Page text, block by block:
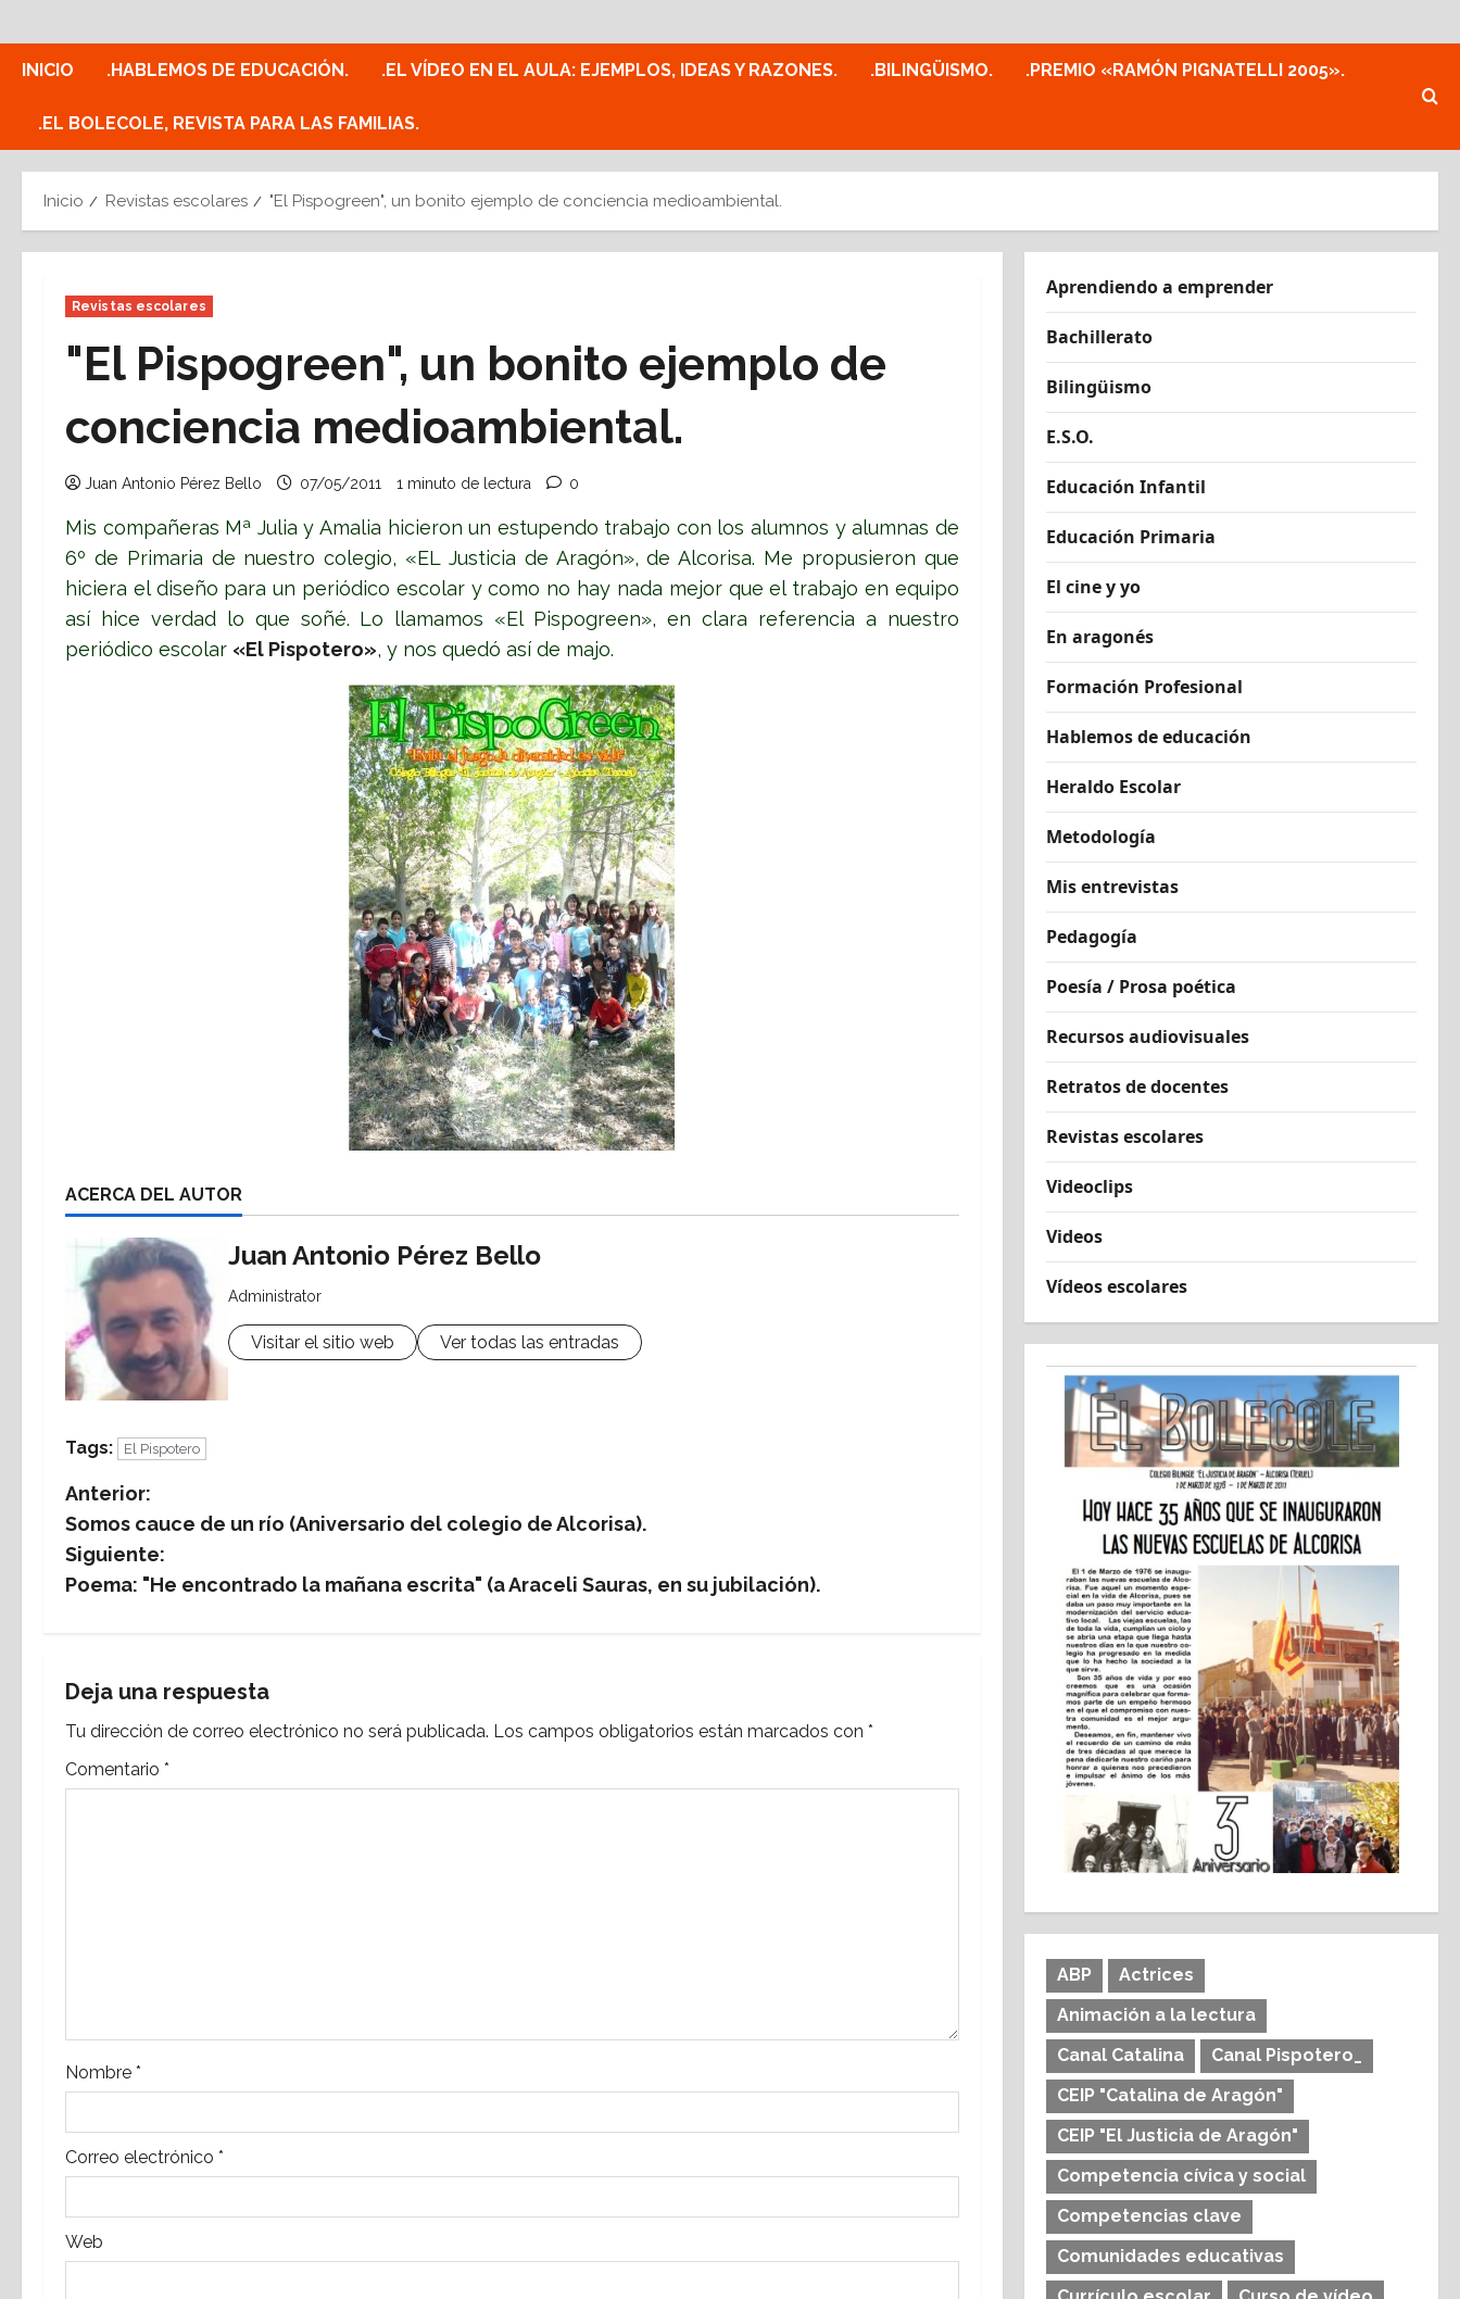
al
contenido
INICIO .HABLEMOS DE EDUCACIÓN. .EL VÍDEO EN EL AULA: EJEMPLOS, IDEAS Y RAZONES. .BILINGÜISMO. .PREMIO «RAMÓN PIGNATELLI 2005».
.EL BOLECOLE, REVISTA PARA LAS FAMILIAS.
Inicio Revistas escolares "El Pispogreen", un bonito ejemplo de conciencia medioambiental.
Revistas escolares
"El Pispogreen", un bonito ejemplo de
conciencia medioambiental.
Juan Antonio Pérez Bello 07/05/2011 1 minuto de lectura 0
Mis compañeras Mª Julia y Amalia hicieron un estupendo trabajo con los alumnos y alumnas de
6º de Primaria de nuestro colegio, «EL Justicia de Aragón», de Alcorisa. Me propusieron que
hiciera el diseño para un periódico escolar y como no hay nada mejor que el trabajo en equipo
así hice verdad lo que soñé. Lo llamamos «El Pispogreen», en clara referencia a nuestro
periódico escolar «El Pispotero», y nos quedó así de majo.
ACERCA DEL AUTOR
Juan Antonio Pérez Bello
Administrator
Visitar el sitio web Ver todas las entradas
Tags: El Pispotero
N
a
v
g
a
c
e
n
t
r
a
Anterior:
Somos cauce de un río (Aniversario del colegio de Alcorisa).
Siguiente:
Poema: "He encontrado la mañana escrita" (a Araceli Sauras, en su jubilación).
Deja una respuesta
Tu dirección de correo electrónico no será publicada. Los campos obligatorios están marcados con *
Comentario *
Nombre *
Correo electrónico *
Web
Aprendiendo a emprender
Bachillerato
Bilingüismo
E.S.O.
Educación Infantil
Educación Primaria
El cine y yo
En aragonés
Formación Profesional
Hablemos de educación
Heraldo Escolar
Metodología
Mis entrevistas
Pedagogía
Poesía / Prosa poética
Recursos audiovisuales
Retratos de docentes
Revistas escolares
Videoclips
Videos
Vídeos escolares
ABP
Actrices
Animación a la lectura
Canal Catalina
Canal Pispotero_
CEIP "Catalina de Aragón"
CEIP "El Justicia de Aragón"
Competencia cívica y social
Competencias clave
Comunidades educativas